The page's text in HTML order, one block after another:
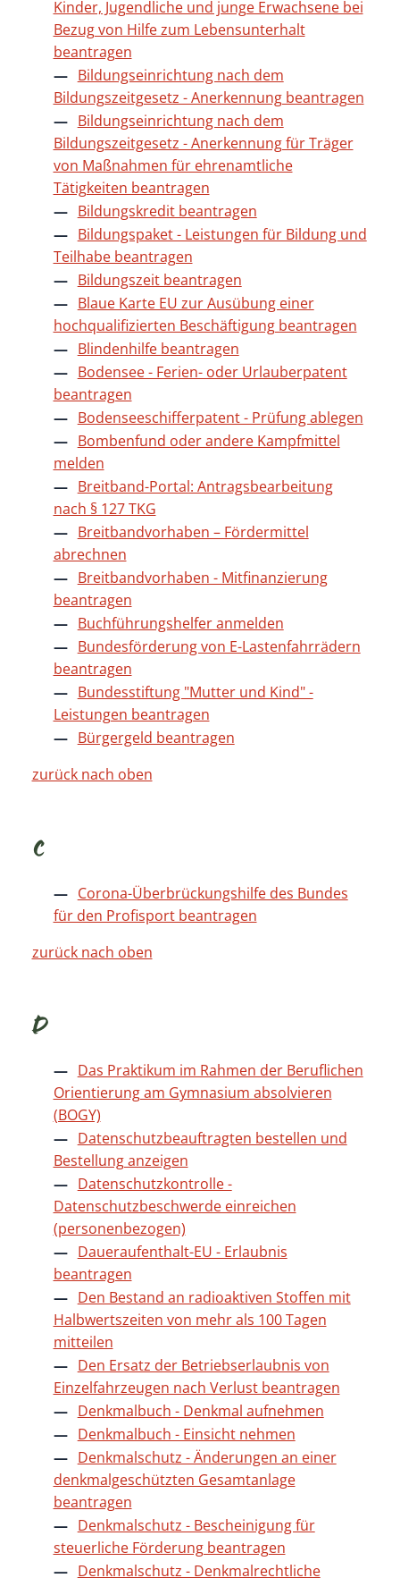
Kinder, Jugendliche und junge Erwachsene bei
Bezug von Hilfe zum Lebensunterhalt
beantragen
Bildungseinrichtung nach dem
Bildungszeitgesetz - Anerkennung beantragen
Bildungseinrichtung nach dem
Bildungszeitgesetz - Anerkennung für Träger
von Maßnahmen für ehrenamtliche
Tätigkeiten beantragen
Bildungskredit beantragen
Bildungspaket - Leistungen für Bildung und
Teilhabe beantragen
Bildungszeit beantragen
Blaue Karte EU zur Ausübung einer
hochqualifizierten Beschäftigung beantragen
Blindenhilfe beantragen
Bodensee - Ferien- oder Urlauberpatent
beantragen
Bodenseeschifferpatent - Prüfung ablegen
Bombenfund oder andere Kampfmittel
melden
Breitband-Portal: Antragsbearbeitung
nach § 127 TKG
Breitbandvorhaben – Fördermittel
abrechnen
Breitbandvorhaben - Mitfinanzierung
beantragen
Buchführungshelfer anmelden
Bundesförderung von E-Lastenfahrrädern
beantragen
Bundesstiftung "Mutter und Kind" -
Leistungen beantragen
Bürgergeld beantragen
zurück nach oben
C
Corona-Überbrückungshilfe des Bundes
für den Profisport beantragen
zurück nach oben
D
Das Praktikum im Rahmen der Beruflichen
Orientierung am Gymnasium absolvieren
(BOGY)
Datenschutzbeauftragten bestellen und
Bestellung anzeigen
Datenschutzkontrolle -
Datenschutzbeschwerde einreichen
(personenbezogen)
Daueraufenthalt-EU - Erlaubnis
beantragen
Den Bestand an radioaktiven Stoffen mit
Halbwertszeiten von mehr als 100 Tagen
mitteilen
Den Ersatz der Betriebserlaubnis von
Einzelfahrzeugen nach Verlust beantragen
Denkmalbuch - Denkmal aufnehmen
Denkmalbuch - Einsicht nehmen
Denkmalschutz - Änderungen an einer
denkmalgeschützten Gesamtanlage
beantragen
Denkmalschutz - Bescheinigung für
steuerliche Förderung beantragen
Denkmalschutz - Denkmalrechtliche